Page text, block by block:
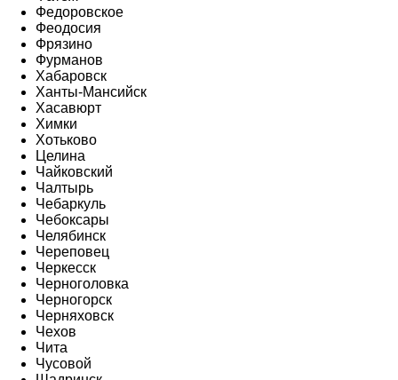
Федоровское
Феодосия
Фрязино
Фурманов
Хабаровск
Ханты-Мансийск
Хасавюрт
Химки
Хотьково
Целина
Чайковский
Чалтырь
Чебаркуль
Чебоксары
Челябинск
Череповец
Черкесск
Черноголовка
Черногорск
Черняховск
Чехов
Чита
Чусовой